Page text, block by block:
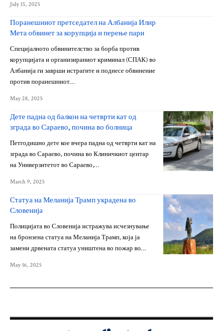
July 15, 2025
Поранешниот претседател на Албанија Илир
Мета обвинет за корупција и перење пари
Специјалното обвинителство за борба против
корупцијата и организираниот криминал (СПАК) во
Албанија ги заврши истрагите и поднесе обвинение
против поранешниот…
May 28, 2025
Дете падна од балкон на четврти кат од
зграда во Сараево, почина во болница
Петгодишно дете кое вчера падна од четврти кат на
зграда во Сараево, почина во Клиничкиот центар
на Универзитетот во Сараево,…
March 9, 2025
Статуа на Меланија Трамп украдена во
Словенија
Полицијата во Словенија истражува исчезнување
на бронзена статуа на Меланија Трамп, која ја
замени дрвената статуа уништена во пожар во…
May 16, 2025